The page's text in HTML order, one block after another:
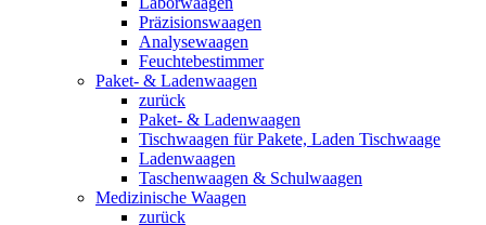
Präzisionswaagen
Analysewaagen
Feuchtebestimmer
Paket- & Ladenwaagen
zurück
Paket- & Ladenwaagen
Tischwaagen für Pakete, Laden Tischwaage
Ladenwaagen
Taschenwaagen & Schulwaagen
Medizinische Waagen
zurück